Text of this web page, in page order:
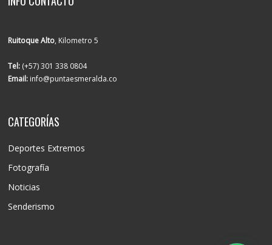
Ruitoque Alto, Kilometro 5
Tel: (+57) 301 338 0804
Email: info@puntaesmeralda.co
CATEGORÍAS
Deportes Extremos
Fotografía
Noticias
Senderismo